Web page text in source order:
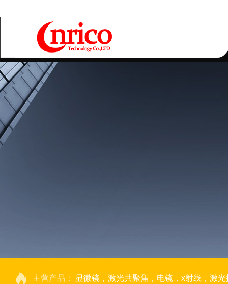
主营产品： 显微镜，激光共聚焦，电镜，x射线，激光捕获显微切割，荧光成像系统，